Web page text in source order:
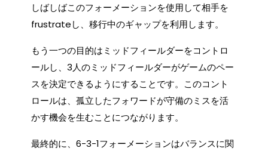
しばしばこのフォーメーションを使用して相手を
frustrateし、移行中のギャップを利用します。
もう一つの目的はミッドフィールダーをコントロ
ールし、3人のミッドフィールダーがゲームのペー
スを決定できるようにすることです。このコント
ロールは、孤立したフォワードが守備のミスを活
かす機会を生むことにつながります。
最終的に、6-3-1フォーメーションはバランスに関